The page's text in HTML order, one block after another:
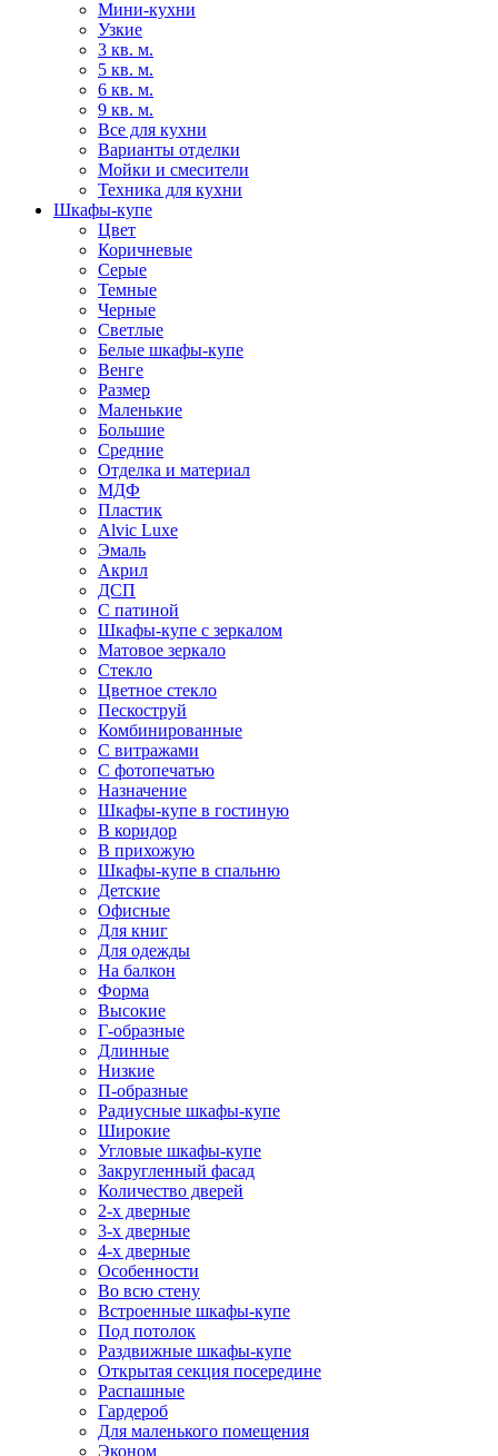
Мини-кухни
Узкие
3 кв. м.
5 кв. м.
6 кв. м.
9 кв. м.
Все для кухни
Варианты отделки
Мойки и смесители
Техника для кухни
Шкафы-купе
Цвет
Коричневые
Серые
Темные
Черные
Светлые
Белые шкафы-купе
Венге
Размер
Маленькие
Большие
Средние
Отделка и материал
МДФ
Пластик
Alvic Luxe
Эмаль
Акрил
ДСП
С патиной
Шкафы-купе с зеркалом
Матовое зеркало
Стекло
Цветное стекло
Пескоструй
Комбинированные
С витражами
С фотопечатью
Назначение
Шкафы-купе в гостиную
В коридор
В прихожую
Шкафы-купе в спальню
Детские
Офисные
Для книг
Для одежды
На балкон
Форма
Высокие
Г-образные
Длинные
Низкие
П-образные
Радиусные шкафы-купе
Широкие
Угловые шкафы-купе
Закругленный фасад
Количество дверей
2-х дверные
3-х дверные
4-х дверные
Особенности
Во всю стену
Встроенные шкафы-купе
Под потолок
Раздвижные шкафы-купе
Открытая секция посередине
Распашные
Гардероб
Для маленького помещения
Эконом